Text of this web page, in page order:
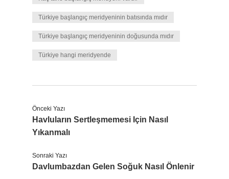
Türkiye başlangıç meridyeninin batısında mıdır
Türkiye başlangıç meridyeninin doğusunda mıdır
Türkiye hangi meridyende
Önceki Yazı
Havluların Sertleşmemesi Için Nasıl
Yıkanmalı
Sonraki Yazı
Davlumbazdan Gelen Soğuk Nasıl Önlenir